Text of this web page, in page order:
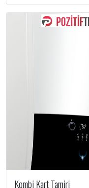
Kombi Kart Tamiri